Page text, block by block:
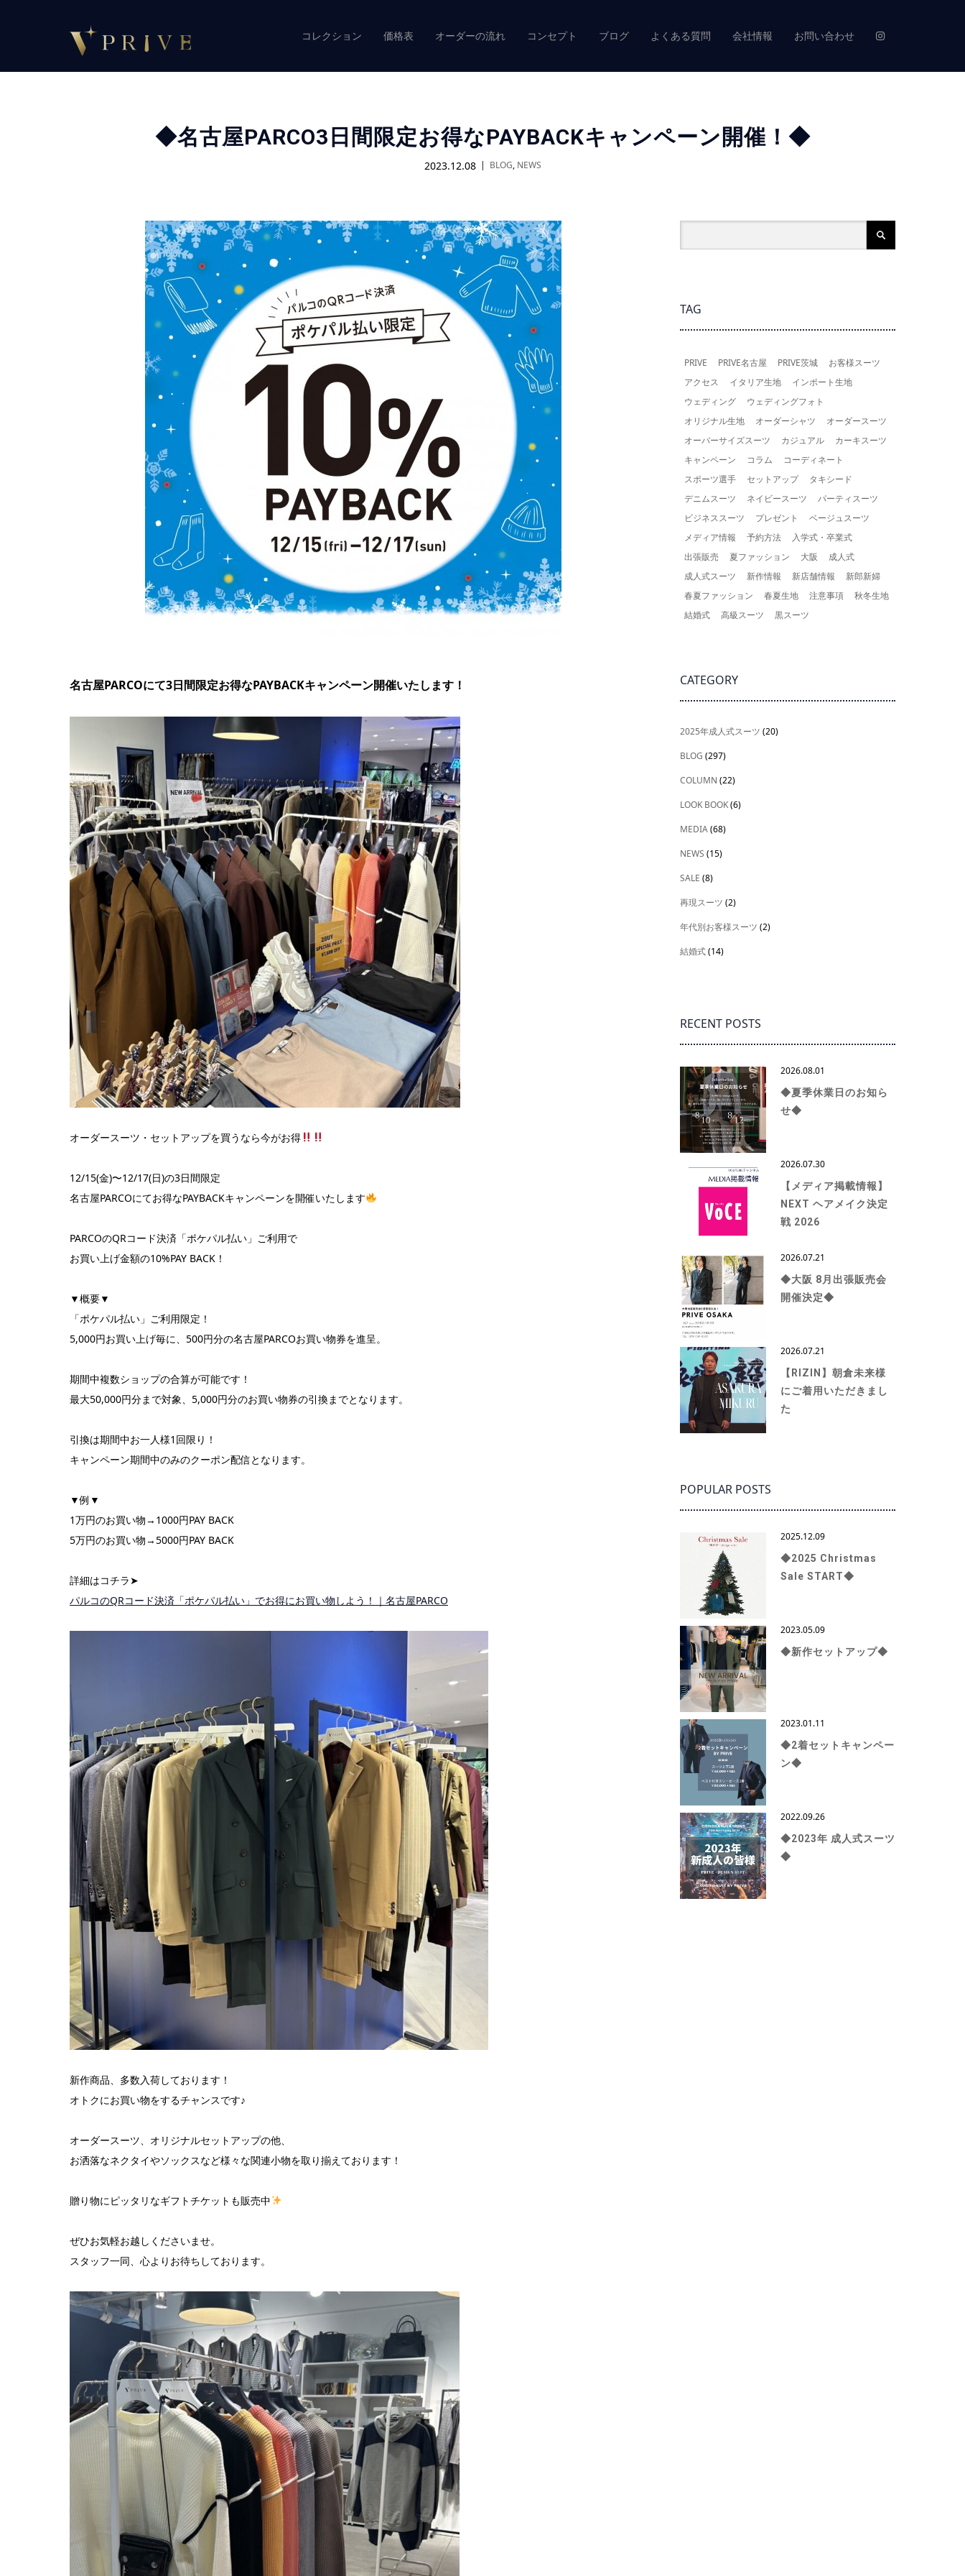
コレクション 価格表 オーダーの流れ コンセプト ブログ よくある質問 会社情報 お問い合わせ
◆名古屋PARCO3日間限定お得なPAYBACKキャンペーン開催！◆
2023.12.08 BLOG, NEWS
名古屋PARCOにて3日間限定お得なPAYBACKキャンペーン開催いたします！
オーダースーツ・セットアップを買うなら今がお得
12/15(金)〜12/17(日)の3日間限定
名古屋PARCOにてお得なPAYBACKキャンペーンを開催いたします
PARCOのQRコード決済「ポケパル払い」ご利用で
お買い上げ金額の10%PAY BACK！
▼概要▼
「ポケパル払い」ご利用限定！
5,000円お買い上げ毎に、500円分の名古屋PARCOお買い物券を進呈。
期間中複数ショップの合算が可能です！
最大50,000円分まで対象、5,000円分のお買い物券の引換までとなります。
引換は期間中お一人様1回限り！
キャンペーン期間中のみのクーポン配信となります。
▼例▼
1万円のお買い物→1000円PAY BACK
5万円のお買い物→5000円PAY BACK
詳細はコチラ➤
パルコのQRコード決済「ポケパル払い」でお得にお買い物しよう！｜名古屋PARCO
新作商品、多数入荷しております！
オトクにお買い物をするチャンスです♪
オーダースーツ、オリジナルセットアップの他、
お洒落なネクタイやソックスなど様々な関連小物を取り揃えております！
贈り物にピッタリなギフトチケットも販売中
ぜひお気軽お越しくださいませ。
スタッフ一同、心よりお待ちしております。
TAG
PRIVE PRIVE名古屋 PRIVE茨城
お客様スーツ
アクセス
イタリア生地
インポート生地
ウェディング
ウェディングフォト
オリジナル生地
オーダーシャツ
オーダースーツ
オーバーサイズスーツ
カジュアル
カーキスーツ
キャンペーン
コラム
コーディネート
スポーツ選手
セットアップ
タキシード
デニムスーツ
ネイビースーツ
パーティスーツ
ビジネススーツ
プレゼント
ベージュスーツ
メディア情報
予約方法
入学式・卒業式
出張販売
夏ファッション 大阪
成人式
成人式スーツ
新作情報 新店舗情報
新郎新婦
春夏ファッション
春夏生地 注意事項
秋冬生地
結婚式
高級スーツ 黒スーツ
CATEGORY
2025年成人式スーツ (20)
BLOG (297)
COLUMN (22)
LOOK BOOK(6)
MEDIA(68)
NEWS (15)
SALE (8)
再現スーツ (2)
年代別お客様スーツ (2)
結婚式(14)
RECENT POSTS
2026.08.01
◆夏季休業日のお知ら
せ◆
2026.07.30
【メディア掲載情報】
NEXT ヘアメイク決定
戦 2026
2026.07.21
◆大阪 8月出張販売会
開催決定◆
2026.07.21
【RIZIN】朝倉未来様
にご着用いただきまし
た
POPULAR POSTS
2025.12.09
◆2025 Christmas
Sale START◆
2023.05.09
◆新作セットアップ◆
2023.01.11
◆2着セットキャンペー
ン◆
2022.09.26
◆2023年 成人式スーツ
◆